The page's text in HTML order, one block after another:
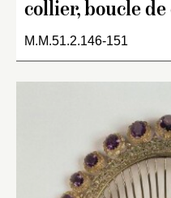
collier, boucle
M.M.51.2.146-151